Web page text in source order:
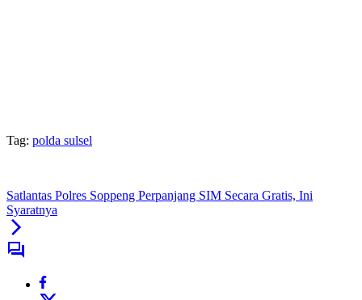
Tag: polda sulsel
Satlantas Polres Soppeng Perpanjang SIM Secara Gratis, Ini
Syaratnya